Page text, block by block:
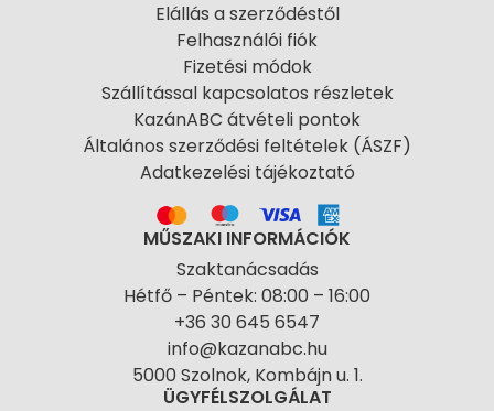
Elállás a szerződéstől
Felhasználói fiók
Fizetési módok
Szállítással kapcsolatos részletek
KazánABC átvételi pontok
Általános szerződési feltételek (ÁSZF)
Adatkezelési tájékoztató
MŰSZAKI INFORMÁCIÓK
Szaktanácsadás
Hétfő – Péntek: 08:00 – 16:00
+36 30 645 6547
info@kazanabc.hu
5000 Szolnok, Kombájn u. 1.
ÜGYFÉLSZOLGÁLAT